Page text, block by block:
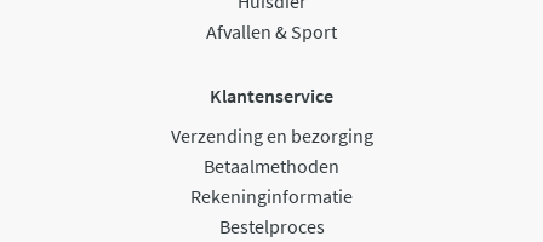
Afvallen & Sport
Klantenservice
Verzending en bezorging
Betaalmethoden
Rekeninginformatie
Bestelproces